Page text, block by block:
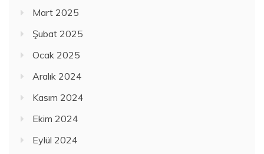
Mart 2025
Şubat 2025
Ocak 2025
Aralık 2024
Kasım 2024
Ekim 2024
Eylül 2024